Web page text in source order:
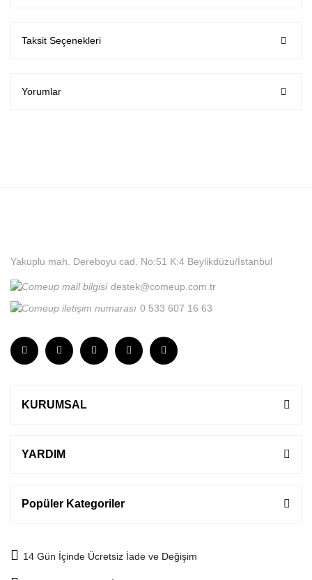
Taksit Seçenekleri
Yorumlar
Yakuplu mah. Dereboyu cad. No:51 K:4 Beylikdüzü/İstanbul
destek@comeup.com.tr
0 533 607 16 63
KURUMSAL
YARDIM
Popüler Kategoriler
14 Gün İçinde Ücretsiz İade ve Değişim